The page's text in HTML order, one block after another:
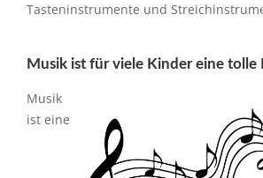
Tasteninstrumente und
Musik ist für viele Kinder eine tolle
Musik
ist eine